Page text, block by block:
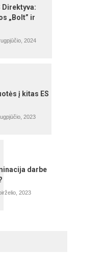
Direktyva:
„Bolt” ir
2024
į kitas ES
2023
darbe
2023
ir mokesčiai